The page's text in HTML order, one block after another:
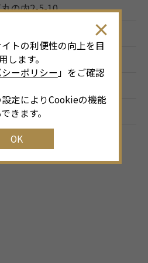
の内2-5-10
aichi.com/
トの利便性の向上を目
します。
ーポリシー 」をご確認
定によりCookieの機能
きます。
OK